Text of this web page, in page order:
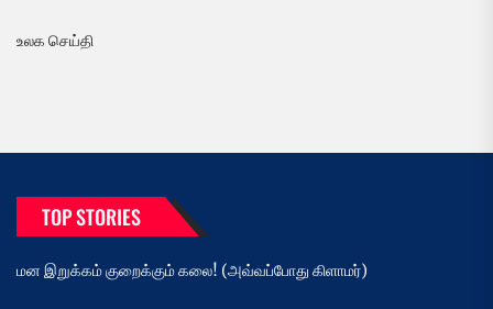
உலக செய்தி
TOP STORIES
மன இறுக்கம் குறைக்கும் கலை! (அவ்வப்போது கிளாமர்)